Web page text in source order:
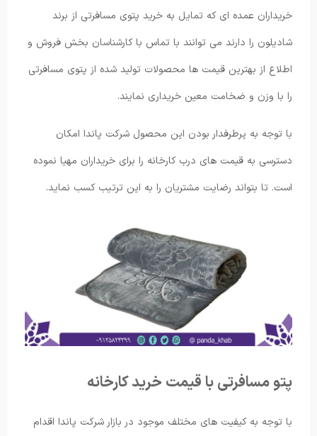
خریداران عمده ای که تمایل به خرید پتوی مسافرتی از برند
شادیلون را دارند می توانند با تماس با کارشناسان بخش فروش و
اطلاع از بهترین قیمت ها محصولات تولید شده از پتوی مسافرتی
را با وزن و ضخامت معین خریداری نمایند.
با توجه به پرطرفدار بودن این محصول شرکت پاندا امکان
دسترسی به قیمت های درب کارخانه را برای خریداران مهیا نموده
است. تا بتواند رضایت مشتریان را به این ترتیب کسب نماید.
پتو مسافرتی با قیمت خرید کارخانه
با توجه به کیفیت های مختلف موجود در بازار شرکت پاندا اقدام